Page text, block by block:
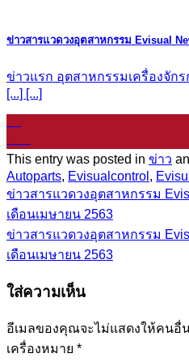
ข่าวสารแวดวงอุตสาหกรรม Evisual
ข่าวแรก อุตสาหกรรมเครื่องจัก
[...] [...]
This entry was posted in ข่าว
Autoparts, Evisualcontrol ,
ข่าวสารแวดวงอุตสาหกรรม
เดือนเมษายน 2563
ข่าวสารแวดวงอุตสาหกรรม
เดือนเมษายน 2563
ใส่ความเห็น
อีเมลของคุณจะไม่แสดงให้คนอื่
เครื่องหมาย *